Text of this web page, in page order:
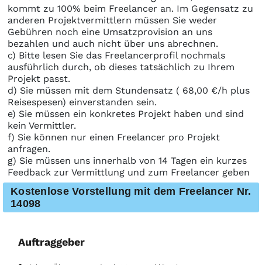
kommt zu 100% beim Freelancer an. Im Gegensatz zu
anderen Projektvermittlern müssen Sie weder
Gebühren noch eine Umsatzprovision an uns
bezahlen und auch nicht über uns abrechnen.
c) Bitte lesen Sie das Freelancerprofil nochmals
ausführlich durch, ob dieses tatsächlich zu Ihrem
Projekt passt.
d) Sie müssen mit dem Stundensatz ( 68,00 €/h plus
Reisespesen) einverstanden sein.
e) Sie müssen ein konkretes Projekt haben und sind
kein Vermittler.
f) Sie können nur einen Freelancer pro Projekt
anfragen.
g) Sie müssen uns innerhalb von 14 Tagen ein kurzes
Feedback zur Vermittlung und zum Freelancer geben
Kostenlose Vorstellung mit dem Freelancer Nr.
14098
Auftraggeber